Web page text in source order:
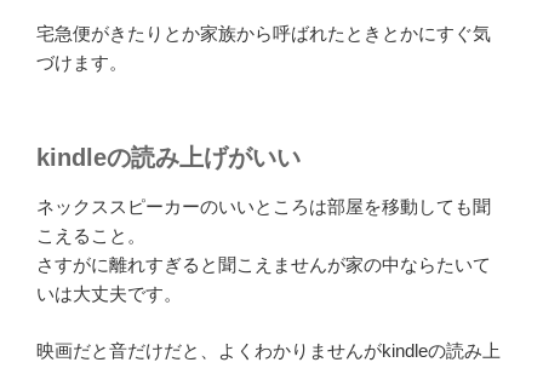
宅急便がきたりとか家族から呼ばれたときとかにすぐ気
づけます。
kindleの読み上げがいい
ネックススピーカーのいいところは部屋を移動しても聞
こえること。
さすがに離れすぎると聞こえませんが家の中ならたいて
いは大丈夫です。
映画だと音だけだと、よくわかりませんがkindleの読み上